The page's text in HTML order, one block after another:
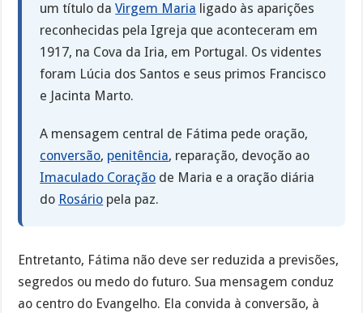
um título daVirgem Maria ligado às aparições
reconhecidas pela Igreja que aconteceram em
1917, na Cova da Iria, em Portugal. Os videntes
foram Lúcia dos Santos e seus primos Francisco
e Jacinta Marto.
A mensagem central de Fátima pede oração,
conversão, penitência, reparação, devoção ao
Imaculado Coração de Maria e a oração diária
do Rosário pela paz.
Entretanto, Fátima não deve ser reduzida a previsões,
segredos ou medo do futuro. Sua mensagem conduz
ao centro do Evangelho. Ela convida à conversão, à